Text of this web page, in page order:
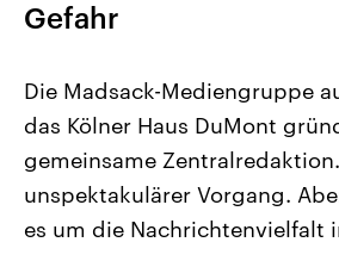
Landtagswahl Sachsen-Anhalt
2026
Alle Informationen
Sachsen-Anhalt wählt am 6.
September 2026 einen neuen
Landtag. Seit 2021 wird das
Gefahr
Die Madsack-Mediengruppe
das Kölner Haus DuMont
gemeinsame
unspektakulärer Vorgang.
es um die Nachrichtenvielfalt